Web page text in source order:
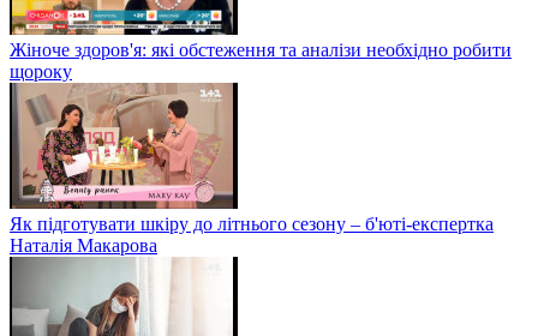
Жіноче здоров'я: які обстеження та аналізи необхідно робити
щороку
Як підготувати шкіру до літнього сезону – б'юті-експертка
Наталія Макарова